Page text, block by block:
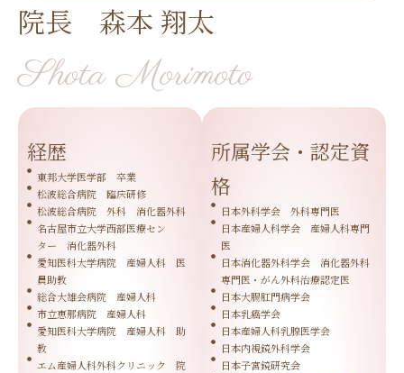
院長 森本 翔太
Shota Morimoto
経歴
東邦大学医学部 卒業
松波総合病院 臨床研修
松波総合病院 外科 消化器外科
名古屋市立大学西部医療セン
ター 消化器外科
愛知医科大学病院 産婦人科 医
員助教
総合大雄会病院 産婦人科
市立恵那病院 産婦人科
愛知医科大学病院 産婦人科 助
教
エム産婦人科外科クリニック 院
所属学会・認定資
格
日本外科学会 外科専門医
日本産婦人科学会 産婦人科専門
医
日本消化器外科学会 消化器外科
専門医・がん外科治療認定医
日本大腸肛門病学会
日本乳癌学会
日本産婦人科乳腺医学会
日本内視鏡外科学会
日本子宮鏡研究会